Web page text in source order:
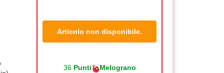
Articolo non disponibile.
36 Punti Melograno